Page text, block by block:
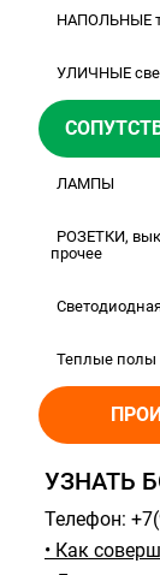
НАПОЛЬНЫЕ
УЛИЧНЫЕ
ЛАМПЫ
РОЗЕТКИ,
прочее
Теплые полы
УЗНАТЬ
Телефон:
• Как